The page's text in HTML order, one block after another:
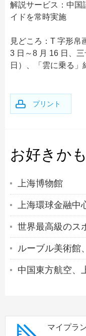
プリント
解説サービス：中国
イドを常時実施
見どころ：T 字形帛
3 日～8 月 16 日、
日）、「雲に乗る」
お好きかも
上海博物館
上海環球金融中
世界最高級のス
ト」、着工へ
ルーブル美術館
を上海で開催
中国東方航空、
マイプラ